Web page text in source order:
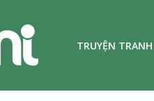
TRUYỆN TRANH